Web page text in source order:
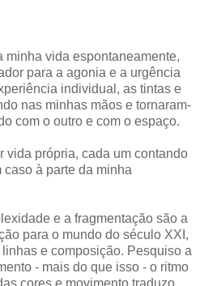
minha vida espontaneamente,
para a agonia e a urgência
individual, as tintas e
nas minhas mãos e tornaram-
com o outro e com o espaço.
vida própria, cada um contando
caso à parte da minha
e a fragmentação são a
para o mundo do século XXI,
e composição. Pesquiso a
- mais do que isso - o ritmo